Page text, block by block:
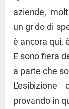
aziende,
un grido di
è ancora qui,
E sono fiera
a parte che
provando in